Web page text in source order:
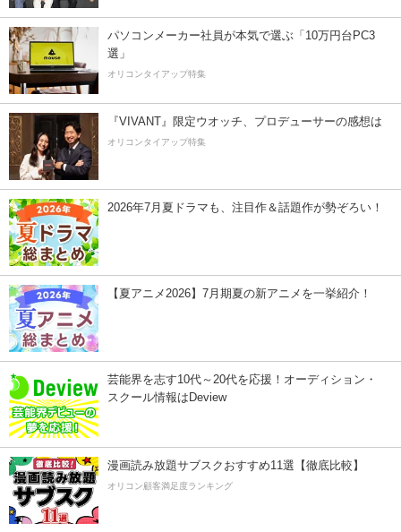
パソコンメーカー社員が本気で選ぶ「10万円台PC3
選」
オリコンタイアップ特集
『VIVANT』限定ウオッチ、プロデューサーの感想は
オリコンタイアップ特集
2026年7月夏ドラマも、注目作＆話題作が勢ぞろい！
【夏アニメ2026】7月期夏の新アニメを一挙紹介！
芸能界を志す10代～20代を応援！オーディション・
スクール情報はDeview
漫画読み放題サブスクおすすめ11選【徹底比較】
オリコン顧客満足度ランキング